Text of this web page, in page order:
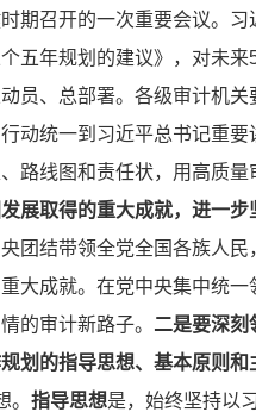
期召开的一次重要会议。
五年规划的建议》，对未
员、总部署。各级审计机
动统一到习近平总书记重
路线图和责任状，用高质量
展取得的重大成就，进一步
团结带领全党全国各族人
大成就。在党中央集中统
的审计新路子。 二是要深刻
划的指导思想、基本原则和
。 指导思想是，始终坚持以